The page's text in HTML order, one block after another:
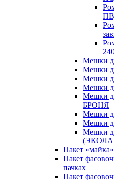
Мешки
Мешки
Мешки
Мешки
Мешки
БРОНЯ
Мешки
Мешки
Мешки
Пакет «майка»
Пакет
пачках
Пакет